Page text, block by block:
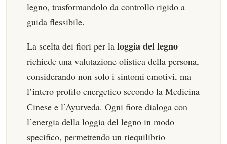
legno, trasformandolo da controllo rigido a
guida flessibile.
La scelta dei fiori per la loggia del legno
richiede una valutazione olistica della persona,
considerando non solo i sintomi emotivi, ma
l’intero profilo energetico secondo la Medicina
Cinese e l’Ayurveda. Ogni fiore dialoga con
l’energia della loggia del legno in modo
specifico, permettendo un riequilibrio